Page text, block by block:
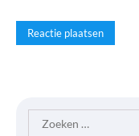
Zoeken